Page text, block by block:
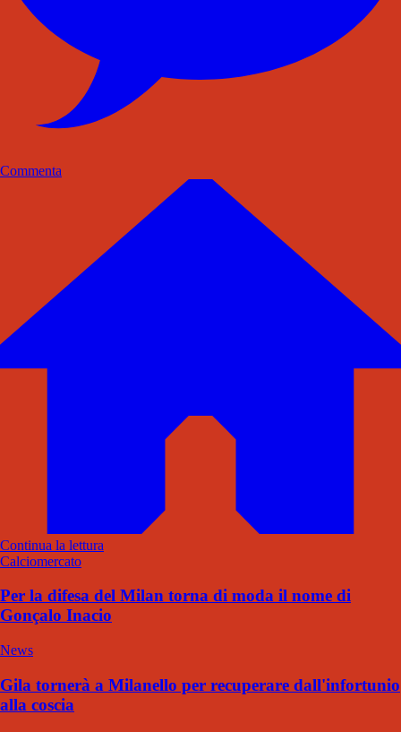
Commenta
Continua la lettura
Calciomercato
Per la difesa del Milan torna di moda il nome di
Gonçalo Inacio
News
Gila tornerà a Milanello per recuperare dall'infortunio
alla coscia